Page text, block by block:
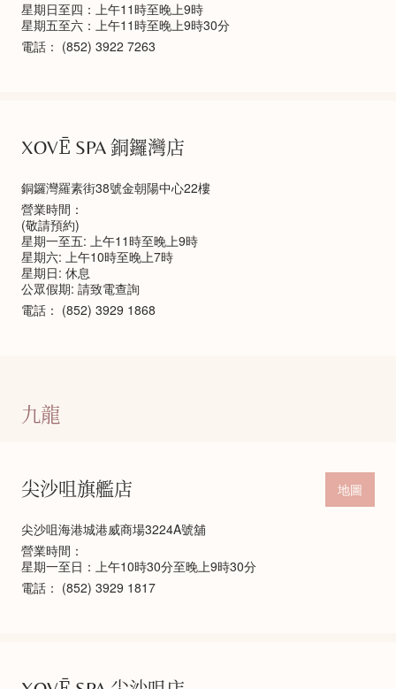
星期日至四：上午11時至晚上9時
星期五至六：上午11時至晚上9時30分
電話： (852) 3922 7263
XOVĒ SPA 銅鑼灣店
銅鑼灣羅素街38號金朝陽中心22樓
營業時間：
(敬請預約)
星期一至五: 上午11時至晚上9時
星期六: 上午10時至晚上7時
星期日: 休息
公眾假期: 請致電查詢
電話： (852) 3929 1868
九龍
尖沙咀旗艦店 地圖
尖沙咀海港城港威商場3224A號舖
營業時間：
星期一至日：上午10時30分至晚上9時30分
電話： (852) 3929 1817